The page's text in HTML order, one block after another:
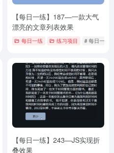
【每日一练】187—一款大气
漂亮的文章列表效果
每日一练 练习项目 # 每日一练
【每日一练】243—JS实现折
叠效果